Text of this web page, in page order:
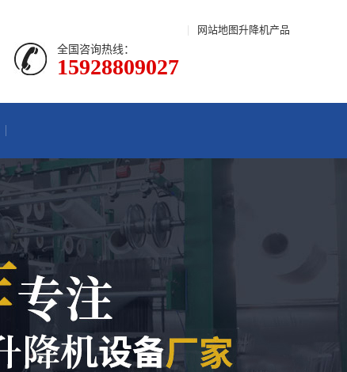
升降机产品
| 网站地图
全国咨询热线：
15928809027